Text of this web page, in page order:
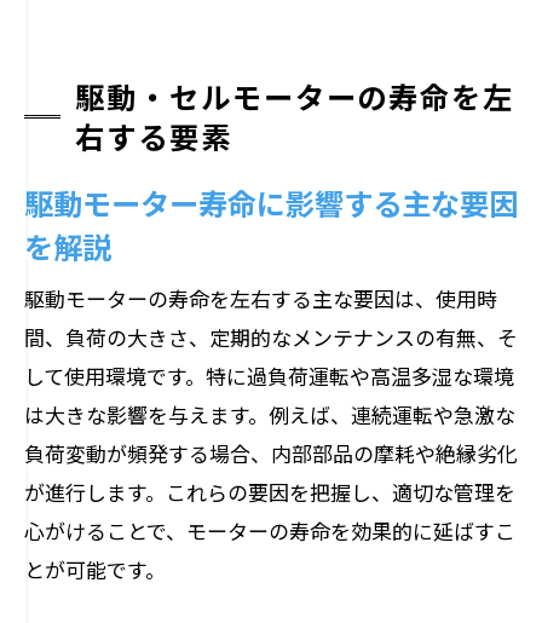
駆動・セルモーターの寿命を左
右する要素
駆動モーター寿命に影響する主な要因
を解説
駆動モーターの寿命を左右する主な要因は、使用時
間、負荷の大きさ、定期的なメンテナンスの有無、そ
して使用環境です。特に過負荷運転や高温多湿な環境
は大きな影響を与えます。例えば、連続運転や急激な
負荷変動が頻発する場合、内部部品の摩耗や絶縁劣化
が進行します。これらの要因を把握し、適切な管理を
心がけることで、モーターの寿命を効果的に延ばすこ
とが可能です。